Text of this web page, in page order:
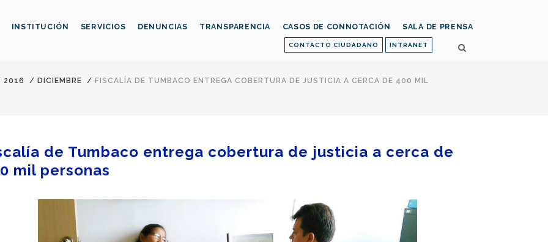
CONTACTO CIUDADANO INTRANET
INSTITUCIÓN SERVICIOS DENUNCIAS TRANSPARENCIA CASOS DE CONNOTACIÓN SALA DE PRENSA
2016 / DICIEMBRE / FISCALÍA DE TUMBACO ENTREGA COBERTURA DE JUSTICIA A CERCA DE 400 MIL
de Tumbaco entrega cobertura de justicia a cerca de
mil personas